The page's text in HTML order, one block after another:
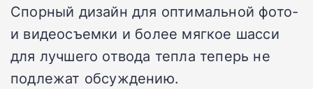
Спорный дизайн для оптимальной фото-
и видеосъемки и более мягкое шасси
для лучшего отвода тепла теперь не
подлежат обсуждению.